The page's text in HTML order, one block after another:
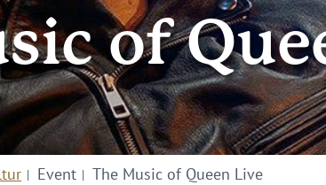
of
Event The Music of Queen Live